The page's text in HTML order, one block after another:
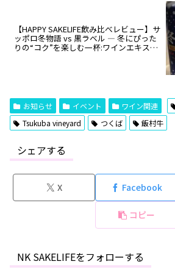
【HAPPY SAKELIFE飲み比べレビュー】サ
ッポロ冬物語 vs 黒ラベル ― 冬にぴった
りの“コク”を楽しむ一杯:ワインエキスパ
お知らせ イベント ワイン関連
Tsukuba vineyard
つくば 飯村牛
シェアする
X Facebook
コピー
NK SAKELIFEをフォローする